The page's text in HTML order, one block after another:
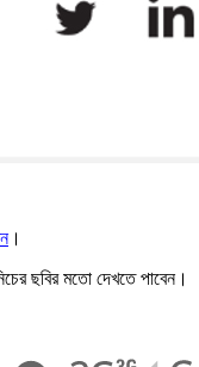
।
ছবির মতো দেখতে পাবেন।